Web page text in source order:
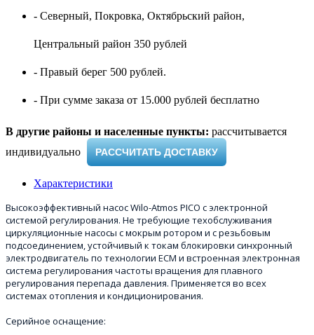
- Северный, Покровка, Октябрьский район,
Центральный район 350 рублей
- Правый берег 500 рублей.
- При сумме заказа от 15.000 рублей бесплатно
В другие районы и населенные пункты: рассчитывается
индивидуально ​
РАССЧИТАТЬ ДОСТАВКУ
Характеристики
Высокоэффективный насос Wilo-Atmos PICO с электронной
системой регулирования. Не требующие техобслуживания
циркуляционные насосы с мокрым ротором и с резьбовым
подсоединением, устойчивый к токам блокировки синхронный
электродвигатель по технологии ECM и встроенная электронная
система регулирования частоты вращения для плавного
регулирования перепада давления. Применяется во всех
системах отопления и кондиционирования.
Серийное оснащение: